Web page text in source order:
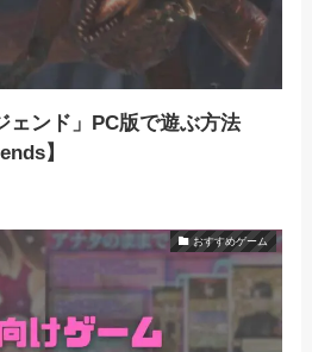
ェンド」PC版で遊ぶ方法
】
おすすめゲーム